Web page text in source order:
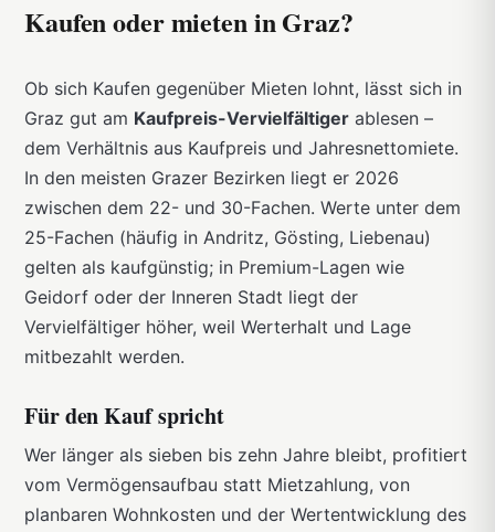
Kaufen oder mietenin Graz?
Ob sich Kaufen gegenüber Mieten lohnt, lässt sich in
Graz gut am Kaufpreis-Vervielfältiger ablesen –
dem Verhältnis aus Kaufpreis und Jahresnettomiete.
In den meisten Grazer Bezirken liegt er 2026
zwischen dem 22- und 30-Fachen. Werte unter dem
25-Fachen (häufig in Andritz, Gösting, Liebenau)
gelten als kaufgünstig; in Premium-Lagen wie
Geidorf oder der Inneren Stadt liegt der
Vervielfältiger höher, weil Werterhalt und Lage
mitbezahlt werden.
Für den Kauf spricht
Wer länger als sieben bis zehn Jahre bleibt, profitiert
vom Vermögensaufbau statt Mietzahlung, von
planbaren Wohnkosten und der Wertentwicklung des